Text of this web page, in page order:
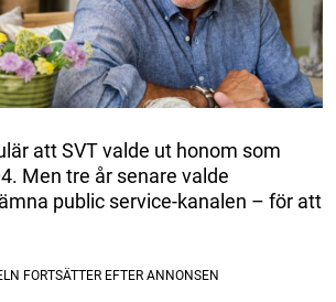
att SVT valde ut honom som
Men tre år senare valde
public service-kanalen – för att